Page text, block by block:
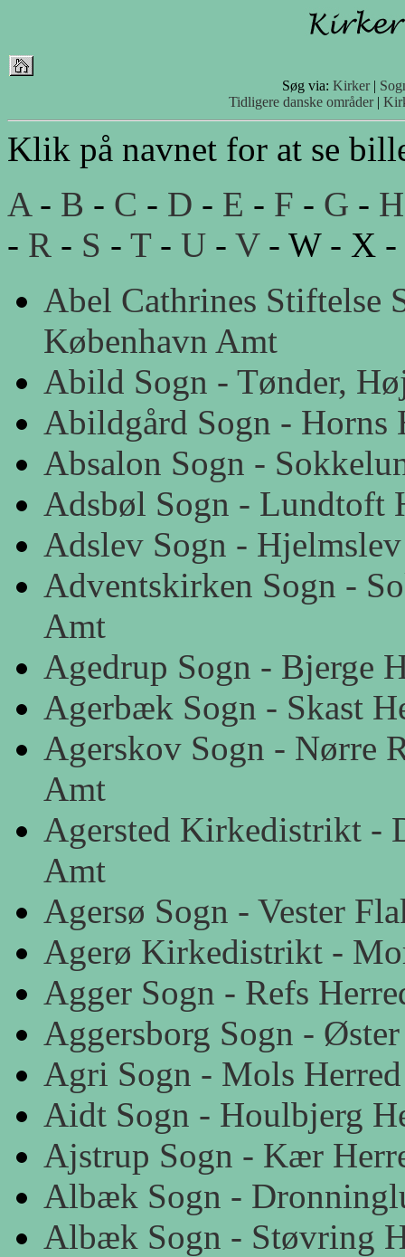
Søg via: Kirker|
Tidligere danske områder|
Klik på navnet for at se
A- B - C - D - E - F - G - H
- R - S - T- U - V- W - X -
Abel Cathrines Stiftelse
København Amt
Abild Sogn - Tønder,
Abildgård Sogn -
Absalon Sogn -
Adsbøl Sogn - Lundtoft
Adslev Sogn -
Adventskirken Sogn -
Amt
Agedrup Sogn - Bjerge
Agerbæk Sogn - Skast
Agerskov Sogn - Nørre
Amt
Agersted Kirkedistrikt -
Amt
Agersø Sogn - Vester
Agerø Kirkedistrikt -
Agger Sogn - Refs
Aggersborg Sogn -
Agri Sogn - Mols
Aidt Sogn - Houlbjerg
Ajstrup Sogn - Kær
Albæk Sogn -
Albæk Sogn - Støvring